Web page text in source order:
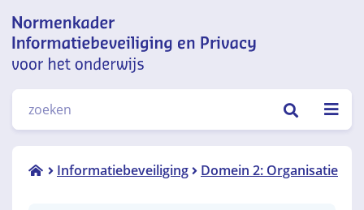
en privacy voor het onderwijs
ZOEKEN
Informatiebeveiliging Domein 2: Organisatie
Norm